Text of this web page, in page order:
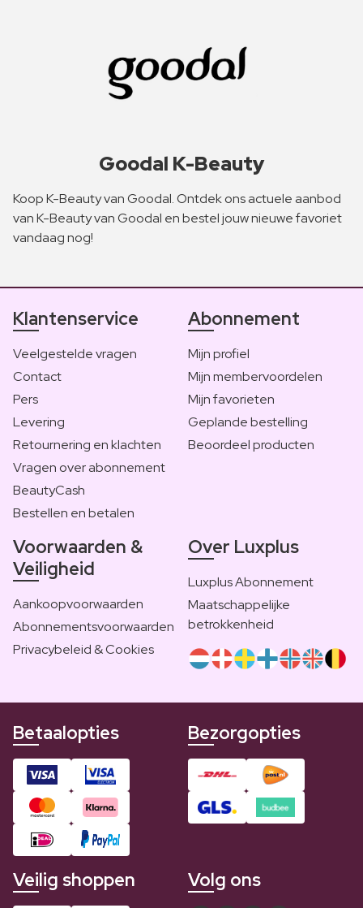
Goodal K-Beauty
Koop K-Beauty van Goodal. Ontdek ons actuele aanbod
van K-Beauty van Goodal en bestel jouw nieuwe favoriet
vandaag nog!
Klantenservice
Veelgestelde vragen
Contact
Pers
Levering
Retournering en klachten
Vragen over abonnement
BeautyCash
Bestellen en betalen
Abonnement
Mijn profiel
Mijn membervoordelen
Mijn favorieten
Geplande bestelling
Beoordeel producten
Voorwaarden &
Veiligheid
Aankoopvoorwaarden
Abonnementsvoorwaarden
Privacybeleid & Cookies
Over Luxplus
Luxplus Abonnement
Maatschappelijke
betrokkenheid
Betaalopties Bezorgopties
Veilig shoppen Volg ons